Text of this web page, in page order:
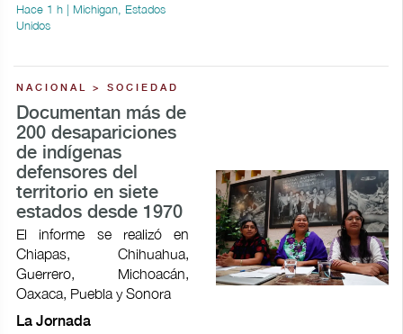
Hace 1 h | Michigan, Estados
Unidos
NACIONAL > SOCIEDAD
Documentan más de
200 desapariciones
de indígenas
defensores del
territorio en siete
estados desde 1970
El informe se realizó en
Chiapas, Chihuahua,
Guerrero, Michoacán,
Oaxaca, Puebla y Sonora
La Jornada